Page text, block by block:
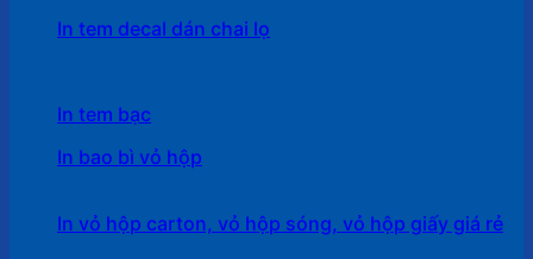
In tem decal dán chai lọ
In tem bạc
In bao bì vỏ hộp
In vỏ hộp carton, vỏ hộp sóng, vỏ hộp giấy giá rẻ